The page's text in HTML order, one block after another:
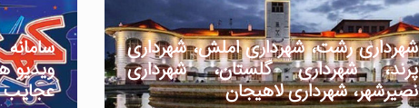
ویدیو
عجایب
شهرداری رشت، شهرداری املش، شهرداری
پرند، شهرداری گلستان، شهرداری
نصیرشهر، شهرداری لاهیجان